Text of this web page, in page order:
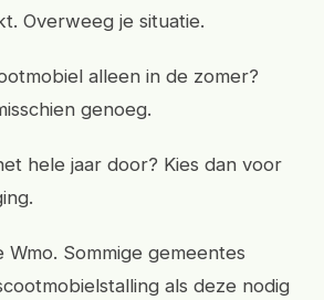
Overweeg je situatie.
alleen in de zomer?
genoeg.
hele jaar door? Kies dan voor
Sommige gemeentes
als deze nodig